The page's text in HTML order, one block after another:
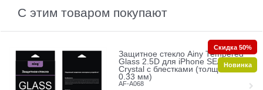
С этим товаром покупают
Защитное стекло Ainy Tempered
Glass 2.5D для iPhone SE/5/5c/5s
Crystal с блестками (толщина
0.33 мм)
AF-A068
Скидка 50%
Новинка